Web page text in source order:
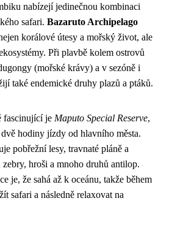
nabízejí jedinečnou kombinaci
safari. Bazaruto Archipelago
korálové útesy a mořský život, ale
Při plavbě kolem ostrovů
(mořské krávy) a v sezóně i
také endemické druhy plazů a ptáků.
fascinující je Maputo Special Reserve,
hodiny jízdy od hlavního města.
pobřežní lesy, travnaté pláně a
hroši a mnoho druhů antilop.
je, že sahá až k oceánu, takže během
safari a následně relaxovat na